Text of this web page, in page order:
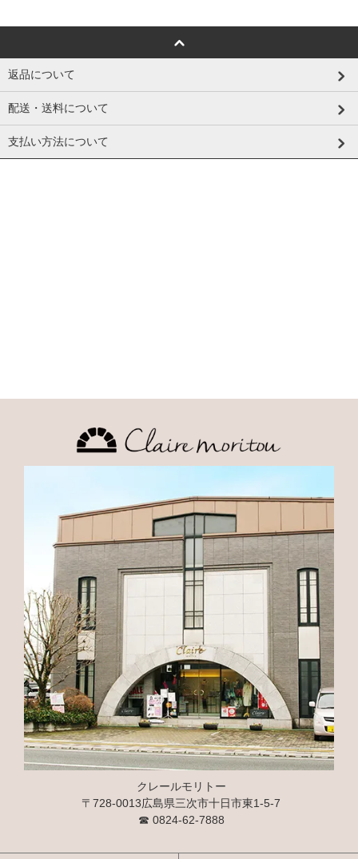
返品について
配送・送料について
支払い方法について
クレールモリトー
〒728-0013広島県三次市十日市東1-5-7
☎ 0824-62-7888